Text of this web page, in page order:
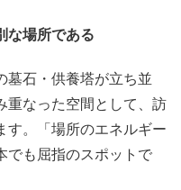
な場所である
墓石・供養塔が立ち並
重なった空間として、訪
す。「場所のエネルギー
でも屈指のスポットで